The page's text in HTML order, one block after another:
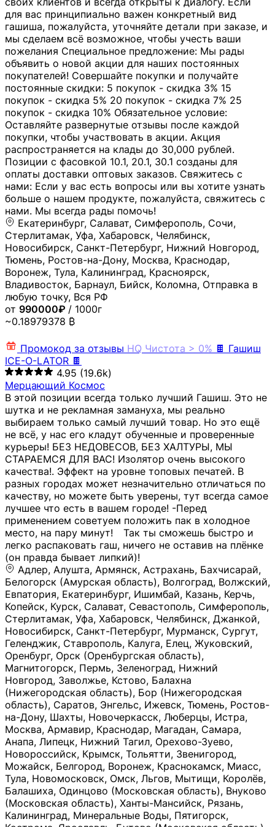
для вас принципиально важен конкретный вид
гашиша, пожалуйста, уточняйте детали при заказе, и
мы сделаем всё возможное, чтобы учесть ваши
пожелания Специальное предложение: Мы рады
объявить о новой акции для наших постоянных
покупателей! Совершайте покупки и получайте
постоянные скидки: 5 покупок - скидка 3% 15
покупок - скидка 5% 20 покупок - скидка 7% 25
покупок - скидка 10% Обязательное условие:
Оставляйте развернутые отзывы после каждой
покупки, чтобы участвовать в акции. Акция
распространяется на клады до 30,000 рублей.
Позиции с фасовкой 10.1, 20.1, 30.1 созданы для
оплаты доставки оптовых заказов. Свяжитесь с
нами: Если у вас есть вопросы или вы хотите узнать
больше о нашем продукте, пожалуйста, свяжитесь с
нами. Мы всегда рады помочь!
Екатеринбург, Салават, Симферополь, Сочи,
Стерлитамак, Уфа, Хабаровск, Челябинск,
Новосибирск, Санкт-Петербург, Нижний Новгород,
Тюмень, Ростов-на-Дону, Москва, Краснодар,
Воронеж, Тула, Калининград, Красноярск,
Владивосток, Барнаул, Бийск, Коломна, Отправка в
любую точку, Вся РФ
от 990000₽ / 1000г
~0.18979378 ₿
Промокод за отзывы HQ Чистота > 0% 🍫 Гашиш
ICE-O-LATOR 🍫
4.95 (19.6k)
Мерцающий Космос
В этой позиции всегда только лучший Гашиш. Это не
шутка и не рекламная замануха, мы реально
выбираем только самый лучший товар. Но это ещё
не всё, у нас его кладут обученные и проверенные
курьеры! БЕЗ НЕДОВЕСОВ, БЕЗ ХАЛТУРЫ, МЫ
СТАРАЕМСЯ ДЛЯ ВАС! Изолятор очень высокого
качества!. Эффект на уровне топовых печатей. В
разных городах может незначительно отличаться по
качеству, но можете быть уверены, тут всегда самое
лучшее что есть в вашем городе! -Перед
применением советуем положить пак в холодное
место, на пару минут!⠀ Так ты сможешь быстро и
легко распаковать гаш, ничего не оставив на плёнке
(он правда бывает липкий)!
Адлер, Алушта, Армянск, Астрахань, Бахчисарай,
Белогорск (Амурская область), Волгоград, Волжский,
Евпатория, Екатеринбург, Ишимбай, Казань, Керчь,
Копейск, Курск, Салават, Севастополь, Симферополь,
Стерлитамак, Уфа, Хабаровск, Челябинск, Джанкой,
Новосибирск, Санкт-Петербург, Мурманск, Сургут,
Геленджик, Ставрополь, Калуга, Елец, Жуковский,
Оренбург, Орск (Оренбургская область),
Магнитогорск, Пермь, Зеленоград, Нижний
Новгород, Заволжье, Кстово, Балахна
(Нижегородская область), Бор (Нижегородская
область), Саратов, Энгельс, Ижевск, Тюмень, Ростов-
на-Дону, Шахты, Новочеркасск, Люберцы, Истра,
Москва, Армавир, Краснодар, Магадан, Самара,
Анапа, Липецк, Нижний Тагил, Орехово-Зуево,
Новороссийск, Крымск, Тольятти, Звенигород,
Можайск, Белгород, Воронеж, Краснокамск, Миасс,
Тула, Новомосковск, Омск, Льгов, Мытищи, Королёв,
Балашиха, Одинцово (Московская область), Внуково
(Московская область), Ханты-Мансийск, Рязань,
Калининград, Минеральные Воды, Пятигорск,